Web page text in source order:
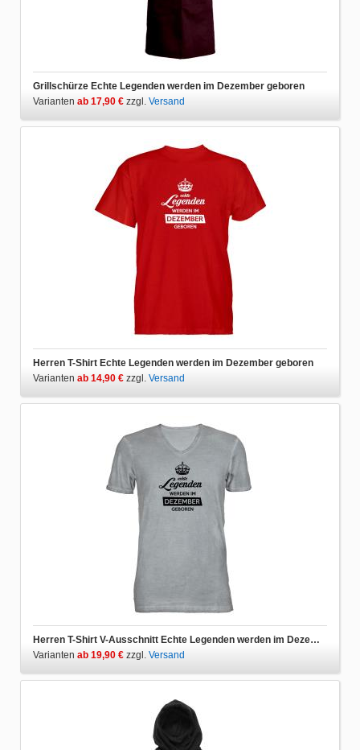
Grillschürze Echte Legenden werden im Dezember geboren
Varianten ab 17,90 € zzgl. Versand
Herren T-Shirt Echte Legenden werden im Dezember geboren
Varianten ab 14,90 € zzgl. Versand
Herren T-Shirt V-Ausschnitt Echte Legenden werden im Dezember geboren
Varianten ab 19,90 € zzgl. Versand